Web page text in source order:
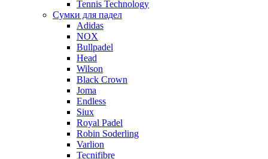
Tennis Technology
Сумки для падел
Adidas
NOX
Bullpadel
Head
Wilson
Black Crown
Joma
Endless
Siux
Royal Padel
Robin Soderling
Varlion
Tecnifibre